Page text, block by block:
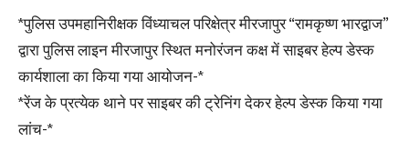
*पुलिस उपमहानिरीक्षक विंध्याचल परिक्षेत्र मीरजापुर “रामकृष्ण भारद्वाज”
द्वारा पुलिस लाइन मीरजापुर स्थित मनोरंजन कक्ष में साइबर हेल्प डेस्क
कार्यशाला का किया गया आयोजन-*
*रेंज के प्रत्येक थाने पर साइबर की ट्रेनिंग देकर हेल्प डेस्क किया गया
लांच-*